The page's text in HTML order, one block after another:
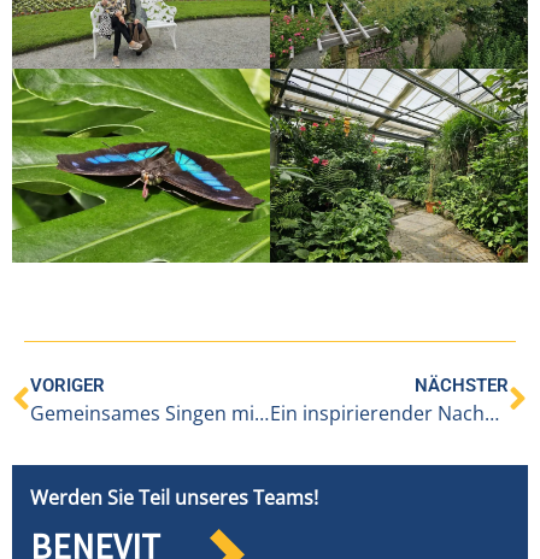
VORIGER
Gemeinsames Singen mit Herz – Der Chor „Evergreens“ zu Besuch im BENEVIT PH Höchst/Fußach
NÄCHSTER
Ein inspirierender Nachmittag mit Benedicte Hämmerle: Achtsamkeit, Gesundheit und Selbstfürsorge im Fokus
Werden Sie Teil unseres Teams!
BENEVIT